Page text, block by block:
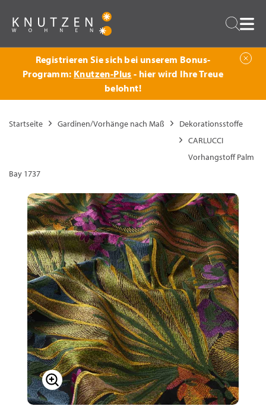
Zurück
Registrieren Sie sich bei unserem Bonus-
Programm: Knutzen-Plus - hier wird Ihre Treue
belohnt!
Startseite Gardinen/Vorhänge nach Maß
Dekorationsstoffe
CARLUCCI
Vorhangstoff Palm
Bay 1737